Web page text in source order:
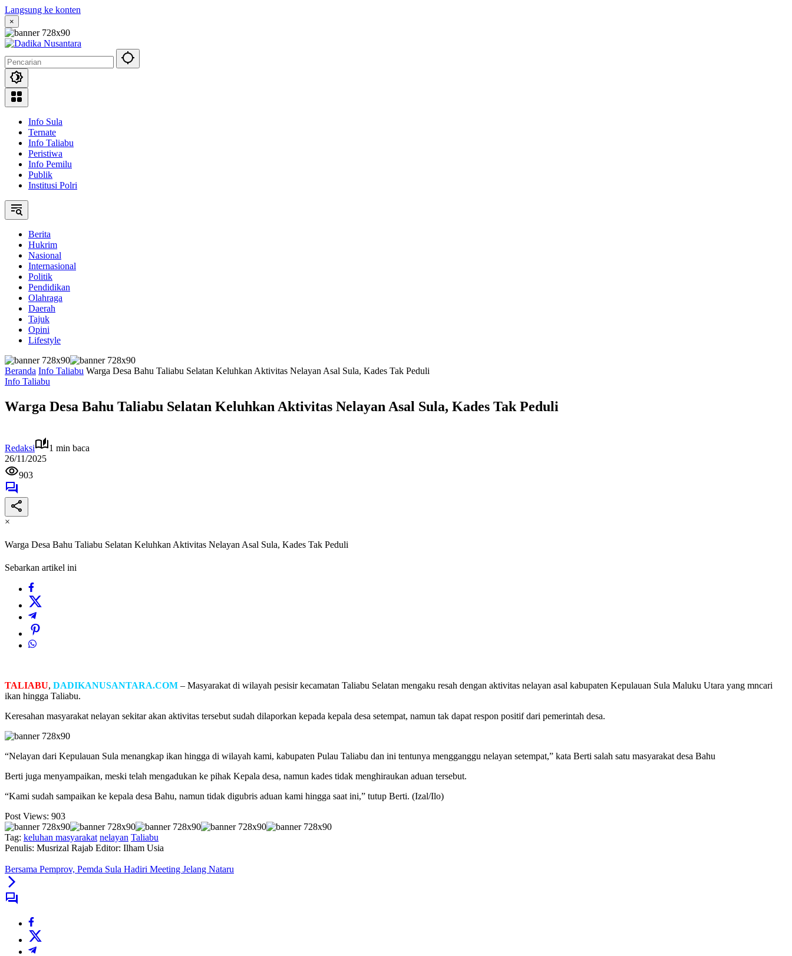
Langsung ke konten
×
Info Sula
Ternate
Info Taliabu
Peristiwa
Info Pemilu
Publik
Institusi Polri
Berita
Hukrim
Nasional
Internasional
Politik
Pendidikan
Olahraga
Daerah
Tajuk
Opini
Lifestyle
Beranda Info Taliabu Warga Desa Bahu Taliabu Selatan Keluhkan Aktivitas Nelayan Asal Sula, Kades Tak Peduli
Info Taliabu
Warga Desa Bahu Taliabu Selatan Keluhkan Aktivitas Nelayan Asal Sula, Kades Tak Peduli
Redaksi
1 min baca
26/11/2025
903
×
Warga Desa Bahu Taliabu Selatan Keluhkan Aktivitas Nelayan Asal Sula, Kades Tak Peduli
Sebarkan artikel ini
TALIABU, DADIKANUSANTARA.COM – Masyarakat di wilayah pesisir kecamatan Taliabu Selatan mengaku resah dengan aktivitas nelayan asal kabupaten Kepulauan Sula Maluku Utara yang mncari
ikan hingga Taliabu.
Keresahan masyarakat nelayan sekitar akan aktivitas tersebut sudah dilaporkan kepada kepala desa setempat, namun tak dapat respon positif dari pemerintah desa.
“Nelayan dari Kepulauan Sula menangkap ikan hingga di wilayah kami, kabupaten Pulau Taliabu dan ini tentunya mengganggu nelayan setempat,” kata Berti salah satu masyarakat desa Bahu
Berti juga menyampaikan, meski telah mengadukan ke pihak Kepala desa, namun kades tidak menghiraukan aduan tersebut.
“Kami sudah sampaikan ke kepala desa Bahu, namun tidak digubris aduan kami hingga saat ini,” tutup Berti. (Izal/Ilo)
Post Views: 903
Tag: keluhan masyarakat nelayan Taliabu
Penulis: Musrizal Rajab Editor: Ilham Usia
Bersama Pemprov, Pemda Sula Hadiri Meeting Jelang Nataru